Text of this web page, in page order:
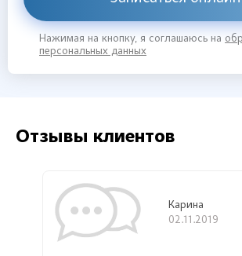
Нажимая на кнопку, я соглашаюсь на
персональных данных
Отзывы клиентов
Карина
02.11.2019